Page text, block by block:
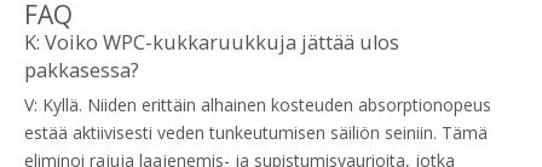
FAQ
K: Voiko WPC-kukkaruukkuja jättää ulos
pakkasessa?
V: Kyllä. Niiden erittäin alhainen kosteuden absorptionopeus
estää aktiivisesti veden tunkeutumisen säiliön seiniin. Tämä
eliminoi rajuja laajenemis- ja supistumisvaurioita, jotka